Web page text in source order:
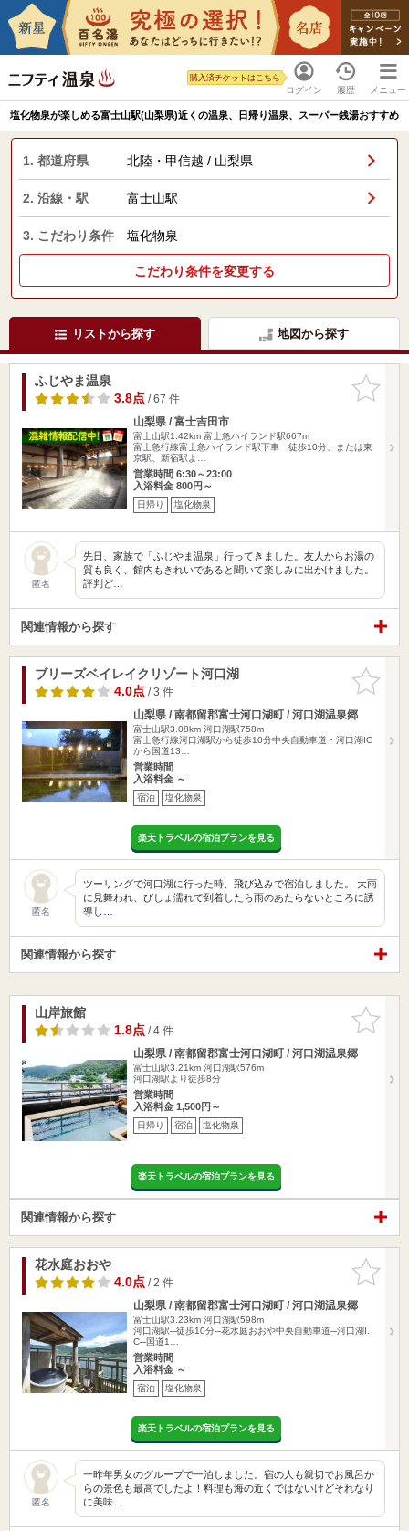
ログイン
購入済チケットはこちら
履歴 メニュー
塩化物泉が楽しめる富士山駅(山梨県)近くの温泉、日帰り温泉、スーパー銭湯おすすめ
1. 都道府県 北陸・甲信越 / 山梨県
2. 沿線・駅 富士山駅
3. こだわり条件 塩化物泉
こだわり条件を変更する
リストから探す 地図から探す
お気に入
りに追加
ふじやま温泉
3.8点/ 67 件
山梨県 / 富士吉田市
富士山駅1.42km 富士急ハイランド駅667m
富士急行線富士急ハイランド駅下車 徒歩10分、または東
京駅、新宿駅よ…
営業時間 6:30～23:00
入浴料金 800円～
日帰り 塩化物泉
匿名
先日、家族で「ふじやま温泉」行ってきました。友人からお湯の
質も良く、館内もきれいであると聞いて楽しみに出かけました。
評判ど…
関連情報から探す
お気に入
りに追加
ブリーズベイレイクリゾート河口湖
4.0点/ 3 件
山梨県 / 南都留郡富士河口湖町 / 河口湖温泉郷
富士山駅3.08km 河口湖駅758m
富士急行線河口湖駅から徒歩10分中央自動車道・河口湖IC
から国道13…
営業時間
入浴料金 ～
宿泊 塩化物泉
楽天トラベルの宿泊プランを見る
匿名
ツーリングで河口湖に行った時、飛び込みで宿泊しました。 大雨
に見舞われ、びしょ濡れで到着したら雨のあたらないところに誘
導し…
関連情報から探す
お気に入
りに追加
山岸旅館
1.8点/ 4 件
山梨県 / 南都留郡富士河口湖町 / 河口湖温泉郷
富士山駅3.21km 河口湖駅576m
河口湖駅より徒歩8分
営業時間
入浴料金 1,500円～
日帰り 宿泊 塩化物泉
楽天トラベルの宿泊プランを見る
関連情報から探す
お気に入
りに追加
花水庭おおや
4.0点/ 2 件
山梨県 / 南都留郡富士河口湖町 / 河口湖温泉郷
富士山駅3.23km 河口湖駅598m
河口湖駅─徒歩10分─花水庭おおや中央自動車道─河口湖I.
C─国道1…
営業時間
入浴料金 ～
宿泊 塩化物泉
楽天トラベルの宿泊プランを見る
匿名
一昨年男女のグループで一泊しました。宿の人も親切でお風呂か
らの景色も最高でしたよ！料理も海の近くではないけどそれなり
に美味…